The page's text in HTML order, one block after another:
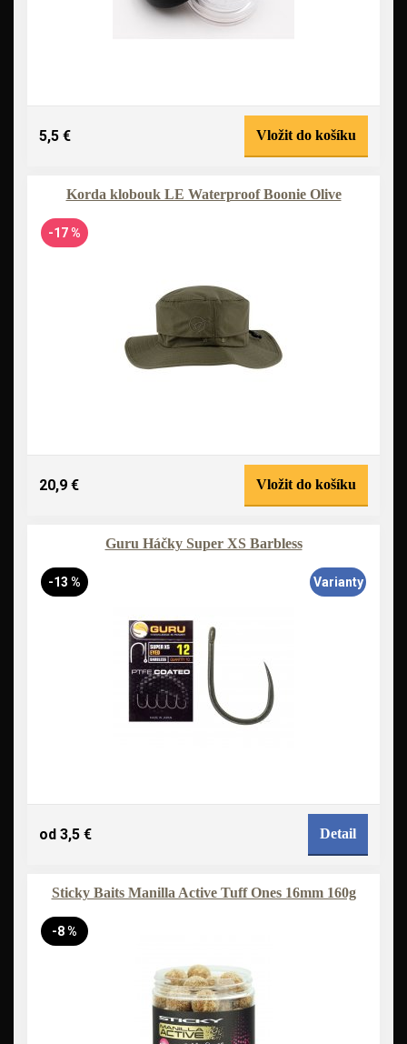
5,5 € Vložit do košíku
Korda klobouk LE Waterproof Boonie Olive
-17 %
20,9 € Vložit do košíku
Guru Háčky Super XS Barbless
-13 % Varianty
od 3,5 € Detail
Sticky Baits Manilla Active Tuff Ones 16mm 160g
-8 %